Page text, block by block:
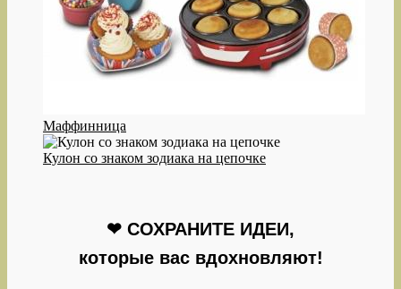
Маффинница
Кулон со знаком зодиака на цепочке
❤ СОХРАНИТЕ ИДЕИ,
которые вас вдохновляют!